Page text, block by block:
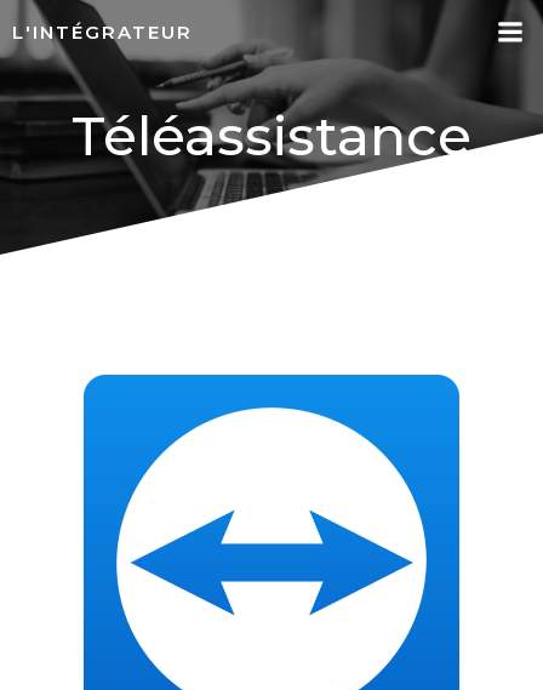
contenu
L'INTÉGRATEUR
Téléassistance